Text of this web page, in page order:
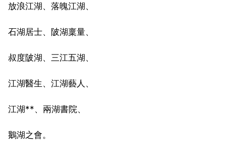
放浪江湖、落魄江湖、
石湖居士、陂湖稟量、
叔度陂湖、三江五湖、
江湖醫生、江湖藝人、
江湖**、兩湖書院、
鵝湖之會。